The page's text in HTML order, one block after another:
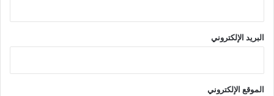
البريد الإلكتروني
الموقع الإلكتروني